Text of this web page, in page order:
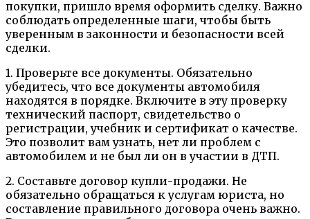
покупки, пришло время оформить сделку. Важно
соблюдать определенные шаги, чтобы быть
уверенным в законности и безопасности всей
сделки.
1. Проверьте все документы. Обязательно
убедитесь, что все документы автомобиля
находятся в порядке. Включите в эту проверку
технический паспорт, свидетельство о
регистрации, учебник и сертификат о качестве.
Это позволит вам узнать, нет ли проблем с
автомобилем и не был ли он в участии в ДТП.
2. Составьте договор купли-продажи. Не
обязательно обращаться к услугам юриста, но
составление правильного договора очень важно.